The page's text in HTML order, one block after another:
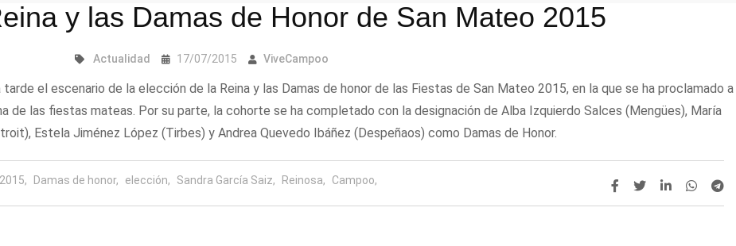
y las Damas de Honor de San Mateo 2015
Actualidad 17/07/2015 ViveCampoo
el escenario de la elección de la Reina y las Damas de honor de las Fiestas de San Mateo 2015, en la que se ha proclamado a
de las fiestas mateas. Por su parte, la cohorte se ha completado con la designación de Alba Izquierdo Salces (Mengües), María
Estela Jiménez López (Tirbes) y Andrea Quevedo Ibáñez (Despeñaos) como Damas de Honor.
Damas de honor, elección, Sandra García Saiz, Reinosa, Campoo,